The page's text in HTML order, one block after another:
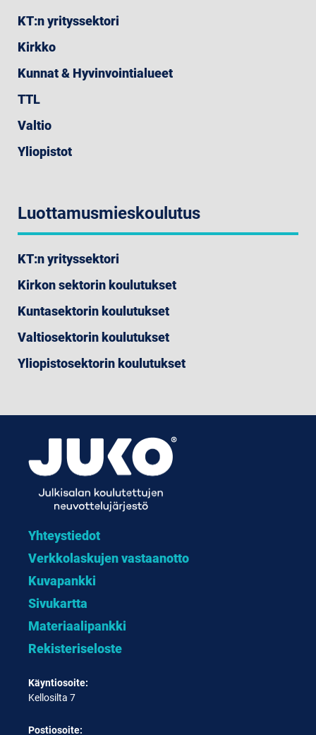
KT:n yrityssektori
Kirkko
Kunnat & Hyvinvointialueet
TTL
Valtio
Yliopistot
Luottamusmieskoulutus
KT:n yrityssektori
Kirkon sektorin koulutukset
Kuntasektorin koulutukset
Valtiosektorin koulutukset
Yliopistosektorin koulutukset
Yhteystiedot
Verkkolaskujen vastaanotto
Kuvapankki
Sivukartta
Materiaalipankki
Rekisteriseloste
Käyntiosoite:
Kellosilta 7
Postiosoite: